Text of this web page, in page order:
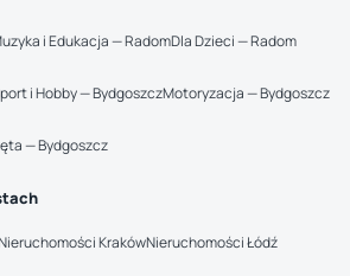
i Edukacja — RadomDla Dzieci — Radom
i Hobby — BydgoszczMotoryzacja — Bydgoszcz
— Bydgoszcz
KrakówNieruchomości Łódź